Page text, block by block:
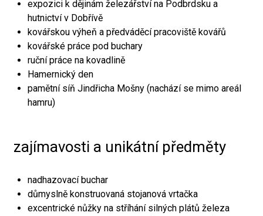
expozici k dějinám železářství na Podbrdsku a
hutnictví v Dobřívě
kovářskou výheň a předváděcí pracoviště kovářů
kovářské práce pod buchary
ruční práce na kovadlině
Hamernický den
pamětní síň Jindřicha Mošny (nachází se mimo areál
hamru)
zajímavosti a unikátní předměty
nadhazovací buchar
důmyslně konstruovaná stojanová vrtačka
excentrické nůžky na stříhání silných plátů železa